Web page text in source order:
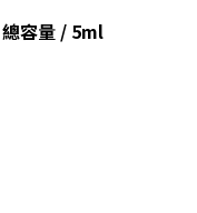
總容量 / 5ml